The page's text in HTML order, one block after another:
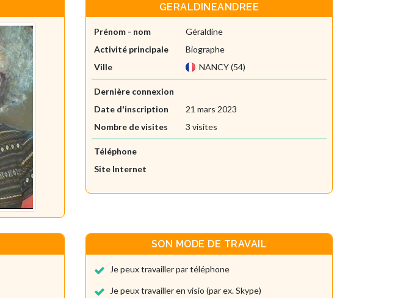
GERALDINEANDREE
Prénom - nom
Géraldine
Activité principale
Biographe
Ville
NANCY (54)
Dernière connexion
Date d'inscription
21 mars 2023
Nombre de visites
3 visites
Téléphone
Site Internet
SON MODE DE TRAVAIL
Je peux travailler par téléphone
Je peux travailler en visio (par ex. Skype)